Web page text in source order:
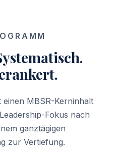
MBSR-Kerninhalt
Fokus nach
ganztägigen
zur Vertiefung.